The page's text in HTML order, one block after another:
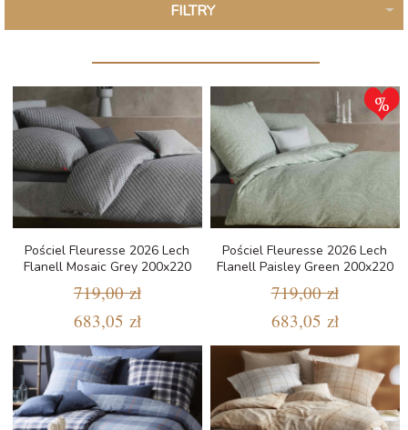
FILTRY
Pościel Fleuresse 2026 Lech
Flanell Mosaic Grey 200x220
719,00 zł
683,05 zł
Pościel Fleuresse 2026 Lech
Flanell Paisley Green 200x220
719,00 zł
683,05 zł